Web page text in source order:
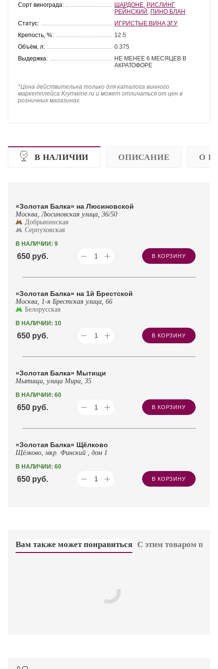
Сорт винограда:
ШАРДОНЕ РИСЛИНГ
РЕЙНСКИЙ ПИНО БЛАН
Статус:
ИГРИСТЫЕ ВИНА ЗГУ
Крепость, %:
12.5
Объём, л:
0.375
Выдержка:
НЕ МЕНЕЕ 6 МЕСЯЦЕВ В
АКРАТОФОРЕ
*Цена действительна только для каталога винного
маркетплейса Krymwine.ru и может отличаться от цен в
розничных магазинах.
В НАЛИЧИИ ОПИСАНИЕ О
«Золотая Балка» на Люсиновской
Москва, Люсиновская улица, 36/50
Добрынинская
Серпуховская
В НАЛИЧИИ: 9
650 руб. В КОРЗИНУ
«Золотая Балка» на 1й Брестской
Москва, 1-я Брестская улица, 66
Белорусская
В НАЛИЧИИ: 10
650 руб. В КОРЗИНУ
«Золотая Балка» Мытищи
Мытищи, улица Мира, 35
В НАЛИЧИИ: 60
650 руб. В КОРЗИНУ
«Золотая Балка» Щёлково
Щёлково, мкр. Финский , дом 1
В НАЛИЧИИ: 60
650 руб. В КОРЗИНУ
Вам также может понравиться С этим товаром